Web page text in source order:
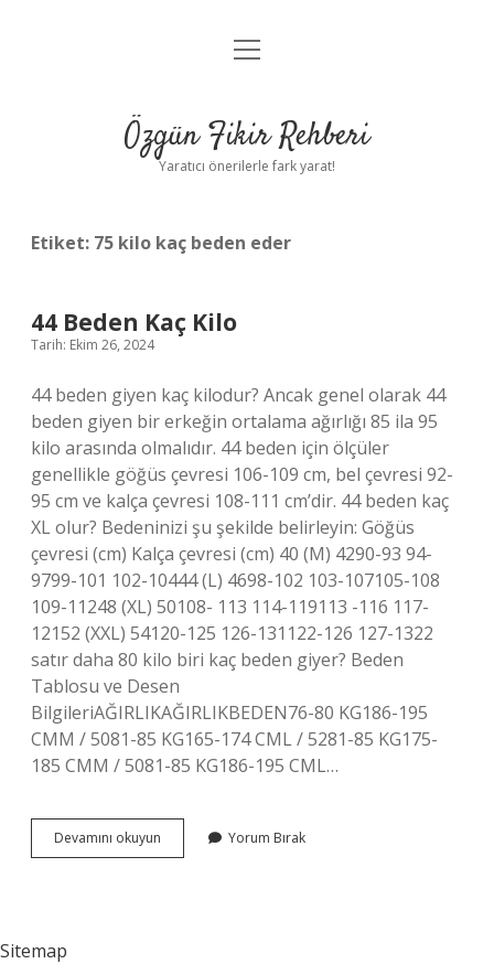
Gizlilik Politikası
Yasal Uyarı
menüyü
Özgün Fikir Rehberi
Yaratıcı önerilerle fark yarat!
Etiket: 75 kilo kaç beden eder
44 Beden Kaç Kilo
Tarih: Ekim 26, 2024
44 beden giyen kaç kilodur? Ancak genel olarak 44
beden giyen bir erkeğin ortalama ağırlığı 85 ila 95
kilo arasında olmalıdır. 44 beden için ölçüler
genellikle göğüs çevresi 106-109 cm, bel çevresi 92-
95 cm ve kalça çevresi 108-111 cm’dir. 44 beden kaç
XL olur? Bedeninizi şu şekilde belirleyin: Göğüs
çevresi (cm) Kalça çevresi (cm) 40 (M) 4290-93 94-
9799-101 102-10444 (L) 4698-102 103-107105-108
109-11248 (XL) 50108- 113 114-119113 -116 117-
12152 (XXL) 54120-125 126-131122-126 127-1322
satır daha 80 kilo biri kaç beden giyer? Beden
Tablosu ve Desen
BilgileriAĞIRLIKAĞIRLIKBEDEN76-80 KG186-195
CMM / 5081-85 KG165-174 CML / 5281-85 KG175-
185 CMM / 5081-85 KG186-195 CML…
Devamını okuyun
Beden
Yorum Bırak
Sitemap